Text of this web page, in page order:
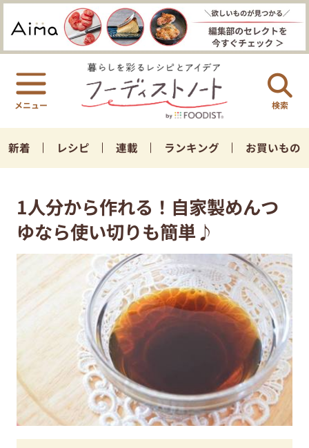
検索
新着 レシピ 連載 ランキング お買いもの
1人分から作れる！自家製めんつ
ゆなら使い切りも簡単♪